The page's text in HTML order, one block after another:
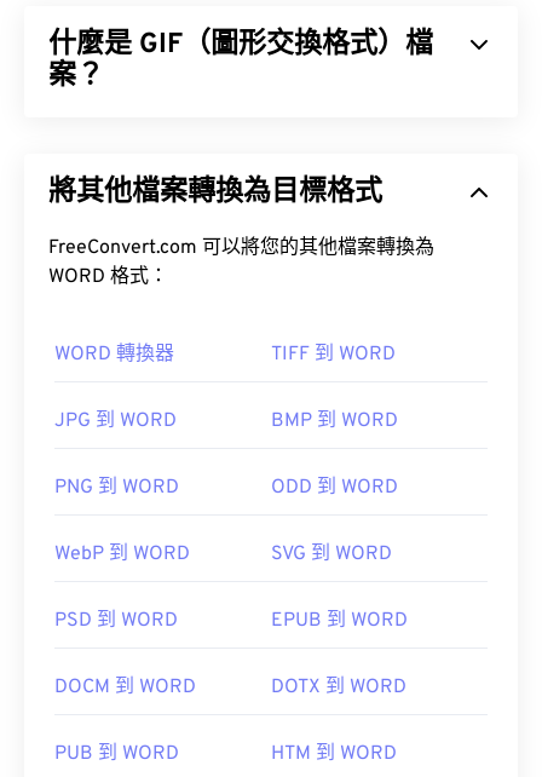
什麼是 GIF（圖形交換格式）檔
案？
GIF 使用無損壓縮 (無損音頻)，並且支援無音訊動
GIF 最常見的用途是以動畫形式出現在廣告、社群媒
體上的情緒回覆和表情符號中，這些內容經常在網路
幾乎所有網頁瀏覽器都支援 GIF，這使其比其他圖像
果行動裝置（包括 iPhone 和 iPad）上打開，這使得
器和作業系統上輕鬆開啟。
Photoshop
Photoshop Elements
將其他檔案轉換為目標格式
FreeConvert.com 可以將您的其他檔案轉換為
WORD 格式：
WORD 轉換器 TIFF 到 WORD
JPG 到 WORD BMP 到 WORD
PNG 到 WORD ODD 到 WORD
WebP 到 WORD SVG 到 WORD
PSD 到 WORD EPUB 到 WORD
DOCM 到 WORD DOTX 到 WORD
PUB 到 WORD HTM 到 WORD